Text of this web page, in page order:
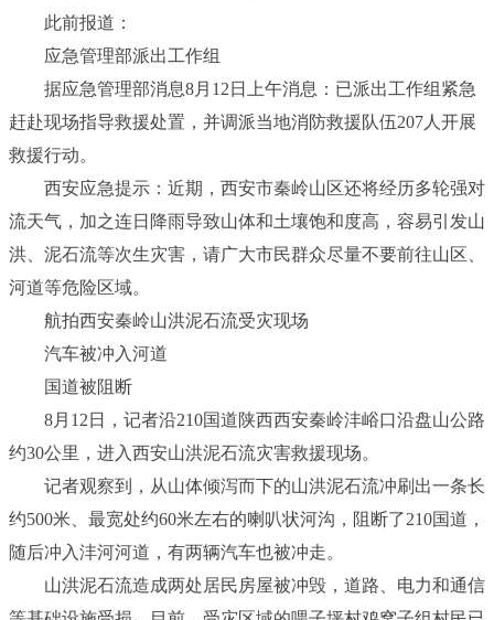
此前报道：
应急管理部派出工作组
据应急管理部消息8月12日上午消息：已派出工作组紧急
赶赴现场指导救援处置，并调派当地消防救援队伍207人开展
救援行动。
西安应急提示： 近期，西安市秦岭山区还将经历多轮强对
流天气，加之连日降雨导致山体和土壤饱和度高，容易引发山
洪、泥石流等次生灾害，请广大市民群众尽量不要前往山区、
河道等危险区域。
航拍西安秦岭山洪泥石流受灾现场
汽车被冲入河道
国道被阻断
8月12日，记者沿210国道陕西西安秦岭沣峪口沿盘山公路
约30公里，进入西安山洪泥石流灾害救援现场。
记者观察到，从山体倾泻而下的山洪泥石流冲刷出一条长
约500米、最宽处约60米左右的喇叭状河沟，阻断了210国道，
随后冲入沣河河道，有两辆汽车也被冲走。
山洪泥石流造成两处居民房屋被冲毁，道路、电力和通信